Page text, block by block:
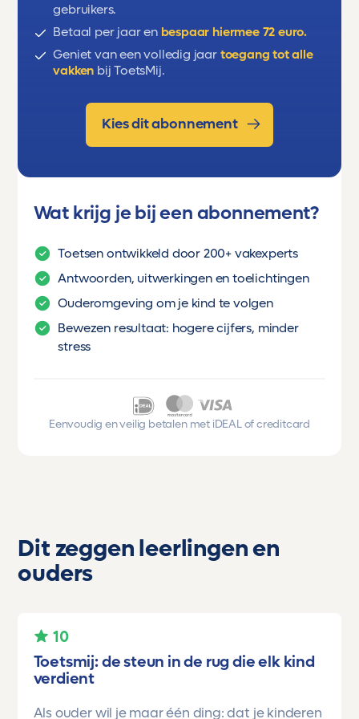
gebruikers.
Betaal per jaar en bespaar hiermee 72 euro.
Geniet van een volledig jaar toegang tot alle
vakken bij ToetsMij.
Kies dit abonnement
Wat krijg je bij een abonnement?
Toetsen ontwikkeld door 200+ vakexperts
Antwoorden, uitwerkingen en toelichtingen
Ouderomgeving om je kind te volgen
Bewezen resultaat: hogere cijfers, minder
stress
Eenvoudig en veilig betalen met iDEAL of creditcard
Dit zeggen leerlingen en
ouders
10
Toetsmij: de steun in de rug die elk kind
verdient
Als ouder wil je maar één ding: dat je kinderen